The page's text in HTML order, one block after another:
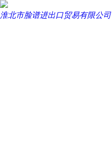
淮北市脸谱进出口贸易有限公司